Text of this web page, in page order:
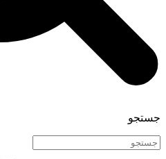
جستجو